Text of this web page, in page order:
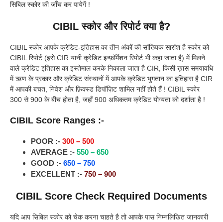
सिबिल स्कोर की जाँच कर पायेगें !
CIBIL स्कोर और रिपोर्ट क्या है?
CIBIL स्कोर आपके क्रेडिट-इतिहास का तीन अंकों की सांख्यिक सारांश है स्कोर को
CIBIL रिपोर्ट (इसे CIR यानी क्रेडिट इन्फ़ॉर्मेशन रिपोर्ट भी कहा जाता है) में मिलने
वाले क्रेडिट इतिहास का इस्तेमाल करके निकाला जाता है CIR, किसी ख़ास समयावधि
में ऋण के प्रकार और क्रेडिट संस्थानों में आपके क्रेडिट भुगतान का इतिहास है CIR
में आपकी बचत, निवेश और फ़िक्स्ड डिपॉज़िट शामिल नहीं होते हैं ! CIBIL स्कोर
300 से 900 के बीच होता है, जहाँ 900 अधिकतम क्रेडिट योग्यता को दर्शाता है !
CIBIL Score Ranges :-
POOR :- 300 – 500
AVERAGE :- 550 – 650
GOOD :- 650 – 750
EXCELLENT :- 750 – 900
CIBIL Score Check Required Documents
यदि आप सिबिल स्कोर को चेक करना चाहते है तो आपके पास निम्नलिखित जानकारी